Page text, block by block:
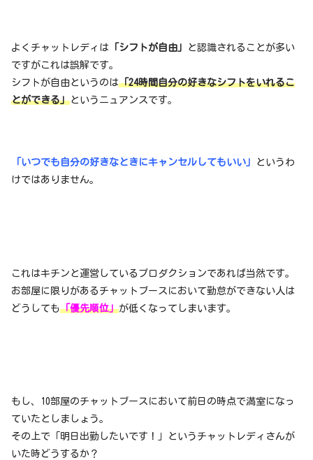
よくチャットレディは 「シフトが自由」
と認識されることが多い
ですがこれは誤解です。
シフトが自由というのは「24時間自分の好きなシフトをいれるこ
とができる」というニュアンスです。
「いつでも自分の好きなときにキャンセルしてもいい」
というわ
けではありません。
これはキチンと運営しているプロダクションであれば当然です。
お部屋に限りがあるチャットブースにおいて勤怠ができない人は
どうしても「優先順位」が低くなってしまいます。
もし、10部屋のチャットブースにおいて前日の時点で満室になっ
ていたとしましょう。
その上で「明日出勤したいです！」というチャットレディさんが
いた時どうするか？